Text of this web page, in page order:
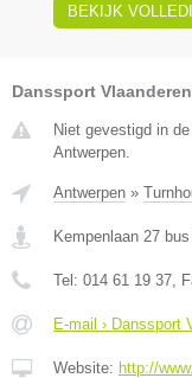
BEKIJK
Danssport
Niet gevestigd in
Antwerpen.
Antwerpen »
Kempenlaan 27 bus
Tel: 014 61 19 37 ,
E-mail › Danssport
Website: http://